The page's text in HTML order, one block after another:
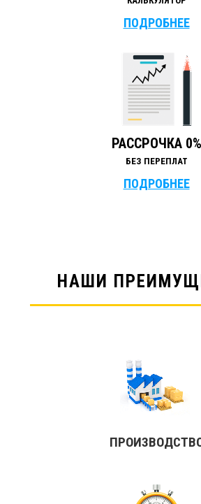
ПОДРОБНЕЕ
РАССРОЧКА 0%
БЕЗ ПЕРЕПЛАТ
ПОДРОБНЕЕ
НАШИ